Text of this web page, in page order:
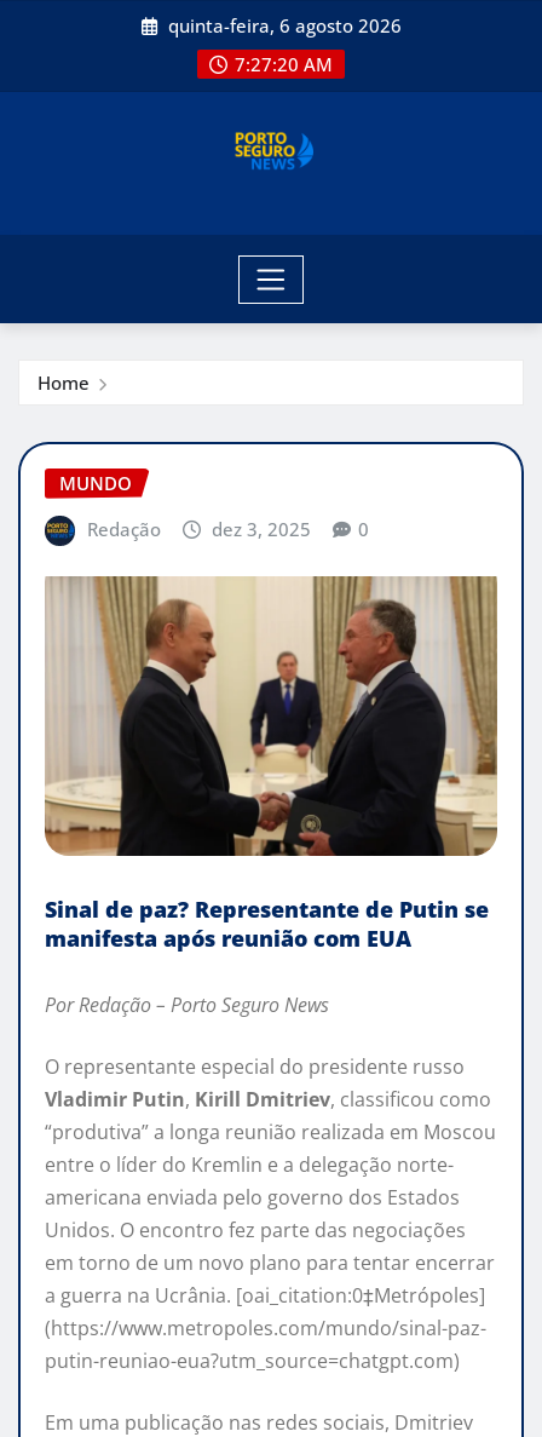
quinta-feira, 6 agosto 2026
7:27:21 AM
Home
MUNDO
Redação
dez 3, 2025 0
Sinal de paz? Representante de Putin se
manifesta após reunião com EUA
Por Redação – Porto Seguro News
O representante especial do presidente russo
Vladimir Putin, Kirill Dmitriev, classificou como
“produtiva” a longa reunião realizada em Moscou
entre o líder do Kremlin e a delegação norte-
americana enviada pelo governo dos Estados
Unidos. O encontro fez parte das negociações
em torno de um novo plano para tentar encerrar
a guerra na Ucrânia. [oai_citation:0‡Metrópoles]
(https://www.metropoles.com/mundo/sinal-paz-
putin-reuniao-eua?utm_source=chatgpt.com)
Em uma publicação nas redes sociais, Dmitriev